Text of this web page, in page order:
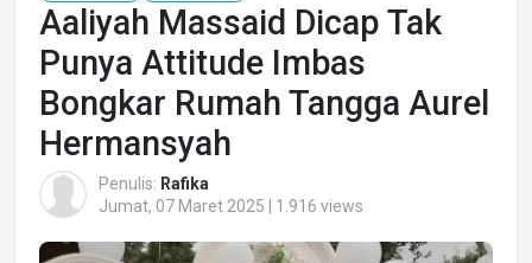
Aaliyah Massaid Dicap Tak
Punya Attitude Imbas
Bongkar Rumah Tangga Aurel
Hermansyah
Penulis: Rafika
Jumat, 07 Maret 2025 | 1.916 views